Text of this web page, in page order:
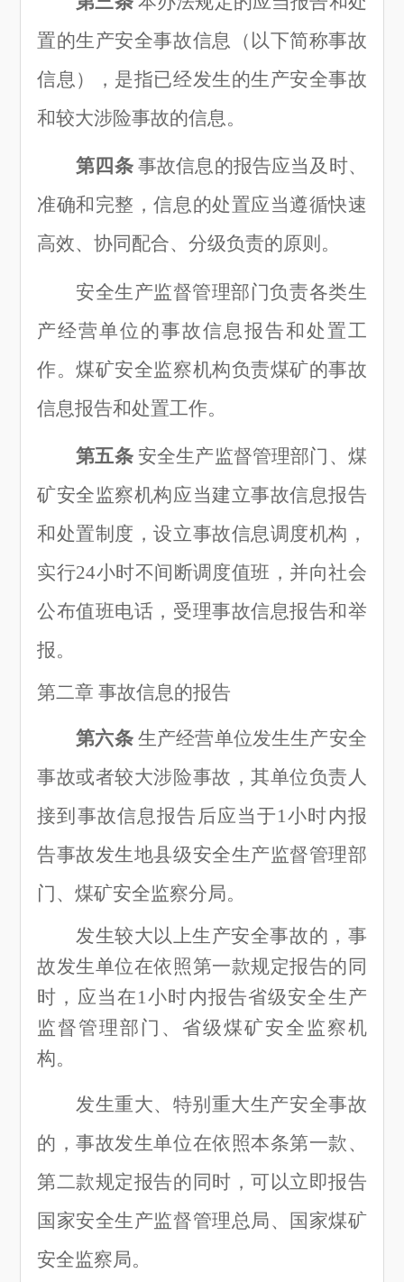
置的生产安全事故信息（以下简称事故
信息 ）
，是指已经发生的生产安全事故
和较大涉险事故的信息。
第四条 事故信息的报告应当及时、
准确和完整，信息的处置应当遵循快速
高效、协同配合、分级负责的原则。
安全生产监督管理部门负责各类生
产经营单位的事故信息报告和处置工
作。煤矿安全监察机构负责煤矿的事故
信息报告和处置工作。
第五条 安全生产监督管理部门、煤
矿安全监察机构应当建立事故信息报告
和处置制度，设立事故信息调度机构，
实行24小时不间断调度值班，并向社会
公布值班电话，受理事故信息报告和举
报。
第二章 事故信息的报告
第六条 生产经营单位发生生产安全
事故或者较大涉险事故，其单位负责人
接到事故信息报告后应当于1小时内报
告事故发生地县级安全生产监督管理部
门、煤矿安全监察分局。
发生较大以上生产安全事故的，事
故发生单位在依照第一款规定报告的同
时，应当在1小时内报告省级安全生产
监督管理部门、省级煤矿安全监察机
构。
发生重大、特别重大生产安全事故
的，事故发生单位在依照本条第一款、
第二款规定报告的同时，可以立即报告
国家安全生产监督管理总局、国家煤矿
安全监察局。